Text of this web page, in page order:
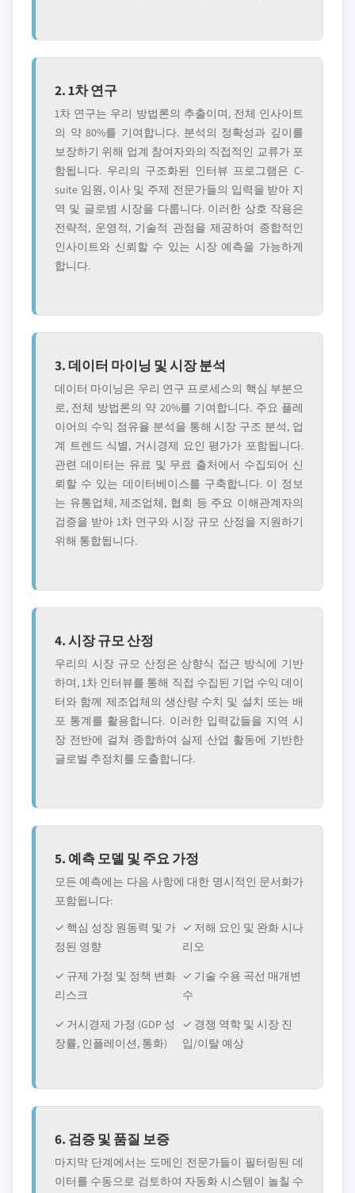
2. 1차 연구
1차 연구는 우리 방법론의 추출이며, 전체 인사이트
의 약 80%를 기여합니다. 분석의 정확성과 깊이를
보장하기 위해 업계 참여자와의 직접적인 교류가 포
함됩니다. 우리의 구조화된 인터뷰 프로그램은 C-
suite 임원, 이사 및 주제 전문가들의 입력을 받아 지
역 및 글로볌 시장을 다룹니다. 이러한 상호 작용은
전략적, 운영적, 기술적 관점을 제공하여 종합적인
인사이트와 신뢰할 수 있는 시장 예측을 가능하게
합니다.
3. 데이터 마이닝 및 시장 분석
데이터 마이닝은 우리 연구 프로세스의 핵심 부분으
로, 전체 방법론의 약 20%를 기여합니다. 주요 플레
이어의 수익 점유율 분석을 통해 시장 구조 분석, 업
계 트렌드 식별, 거시경제 요인 평가가 포함됩니다.
관련 데이터는 유료 및 무료 출처에서 수집되어 신
뢰할 수 있는 데이터베이스를 구축합니다. 이 정보
는 유통업체, 제조업체, 협회 등 주요 이해관계자의
검증을 받아 1차 연구와 시장 규모 산정을 지원하기
위해 통합됩니다.
4. 시장 규모 산정
우리의 시장 규모 산정은 상향식 접근 방식에 기반
하며, 1차 인터뷰를 통해 직접 수집된 기업 수익 데이
터와 함께 제조업체의 생산량 수치 및 설치 또는 배
포 통계를 활용합니다. 이러한 입력값들을 지역 시
장 전반에 걸쳐 종합하여 실제 산업 활동에 기반한
글로벌 추정치를 도출합니다.
5. 예측 모델 및 주요 가정
모든 예측에는 다음 사항에 대한 명시적인 문서화가
포함됩니다:
✓ 핵심 성장 원동력 및 가
정된 영향
✓ 저해 요인 및 완화 시나
리오
✓ 규제 가정 및 정책 변화
리스크
✓ 기술 수용 곡선 매개변
수
✓ 거시경제 가정 (GDP 성
장률, 인플레이션, 통화)
✓ 경쟁 역학 및 시장 진
입/이탈 예상
6. 검증 및 품질 보증
마지막 단계에서는 도메인 전문가들이 필터링된 데
이터를 수동으로 검토하여 자동화 시스템이 놀칠 수